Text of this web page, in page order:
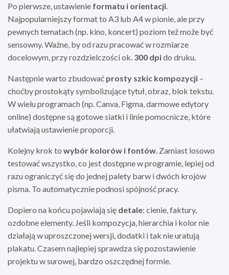
Po pierwsze, ustawienie formatu i orientacji
Najpopularniejszy format to A3 lub A4 w pionie, ale przy
pewnych tematach (np. kino, koncert) poziom też może być
sensowny. Ważne, by od razu pracować w rozmiarze
docelowym, przy rozdzielczości ok. 300 dpido druku.
Następnie warto zbudować prosty szkic kompozycji –
choćby prostokąty symbolizujące tytuł, obraz, blok tekstu.
W wielu programach (np. Canva, Figma, darmowe edytory
online) dostępne są gotowe siatki i linie pomocnicze, które
ułatwiają ustawienie proporcji.
Kolejny krok to wybór kolorów i fontów . Zamiast losowo
testować wszystko, co jest dostępne w programie, lepiej od
razu ograniczyć się do jednej palety barw i dwóch krojów
pisma. To automatycznie podnosi spójność pracy.
Dopiero na końcu pojawiają się detale: cienie, faktury,
ozdobne elementy. Jeśli kompozycja, hierarchia i kolor nie
działają w uproszczonej wersji, dodatki i tak nie uratują
plakatu. Czasem najlepiej sprawdza się pozostawienie
projektu w surowej, bardzo oszczędnej formie.